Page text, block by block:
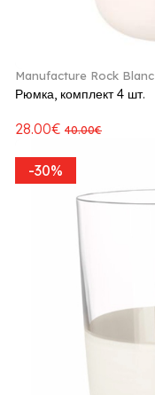
Manufacture Rock Blanc
Рюмка, комплект 4 шт.
28.00€ 40.00€
-30%